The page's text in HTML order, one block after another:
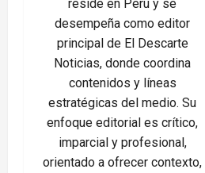
reside en Perú y se
desempeña como editor
principal de El Descarte
Noticias, donde coordina
contenidos y líneas
estratégicas del medio. Su
enfoque editorial es crítico,
imparcial y profesional,
orientado a ofrecer contexto,